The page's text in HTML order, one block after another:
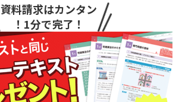
資料請求はカンタン
！1分で完了！